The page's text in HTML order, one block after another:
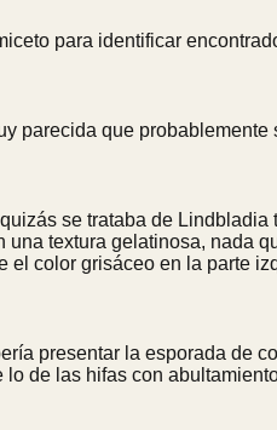
para identificar
parecida que
se trataba de
textura gelatinosa,
color grisáceo en la parte
presentar la esporada de
de las hifas con